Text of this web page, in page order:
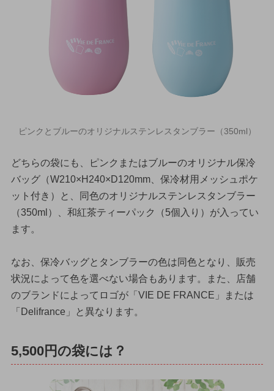
ピンクとブルーのオリジナルステンレスタンブラー（350ml）
どちらの袋にも、ピンクまたはブルーのオリジナル保冷
バッグ（W210×H240×D120mm、保冷材用メッシュポケ
ット付き）と、同色のオリジナルステンレスタンブラー
（350ml）、和紅茶ティーパック（5個入り）が入ってい
ます。
なお、保冷バッグとタンブラーの色は同色となり、販売
状況によって色を選べない場合もあります。また、店舗
のブランドによってロゴが「VIE DE FRANCE」または
「Delifrance」と異なります。
5,500円の袋には？